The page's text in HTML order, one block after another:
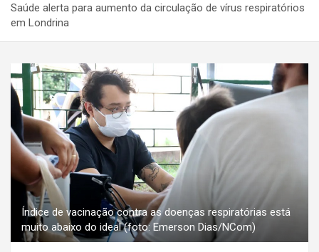
Saúde alerta para aumento da circulação de vírus respiratórios
em Londrina
Índice de vacinação contra as doenças respiratórias está
muito abaixo do ideal (foto: Emerson Dias/NCom)